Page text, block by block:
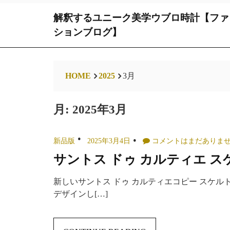
解釈するユニーク美学ウブロ時計【ファ
ションブログ】
HOME 2025 3月
月: 2025年3月
新品版 2025年3月4日 コメントはまだありま
サントス ドゥ カルティエ ス
新しいサントス ドゥ カルティエコピー スケル
デザインし[…]